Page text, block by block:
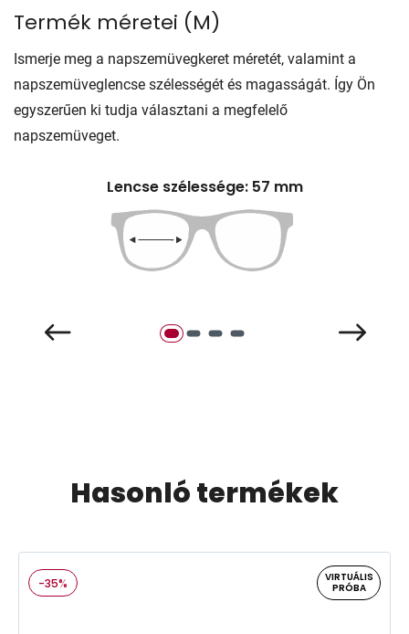
Termék méretei (M)
Ismerje meg a napszemüvegkeret méretét, valamint a
napszemüveglencse szélességét és magasságát. Így Ön
egyszerűen ki tudja választani a megfelelő
napszemüveget.
Lencse szélessége: 57 mm
Hasonló termékek
-35%
VIRTUÁLIS
PRÓBA